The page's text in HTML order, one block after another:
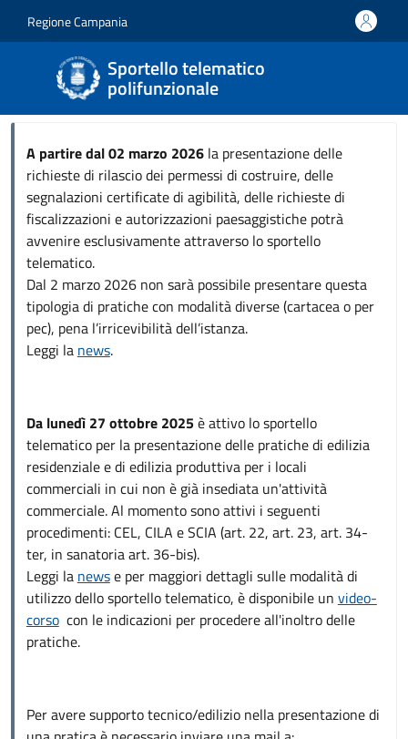
Regione Campania
Sportello telematico
polifunzionale
A partire dal 02 marzo 2026la presentazione delle
richieste di rilascio dei permessi di costruire, delle
segnalazioni certificate di agibilità, delle richieste di
fiscalizzazioni e autorizzazioni paesaggistiche potrà
avvenire esclusivamente attraverso lo sportello
telematico.
Dal 2 marzo 2026 non sarà possibile presentare questa
tipologia di pratiche con modalità diverse (cartacea o per
pec), pena l’irricevibilità dell’istanza.
Leggi la news.
Da lunedì 27 ottobre 2025è attivo lo sportello
telematico per la presentazione delle pratiche di edilizia
residenziale e di edilizia produttiva per i locali
commerciali in cui non è già insediata un'attività
commerciale. Al momento sono attivi i seguenti
procedimenti: CEL, CILA e SCIA (art. 22, art. 23, art. 34-
ter, in sanatoria art. 36-bis).
Leggi la newse per maggiori dettagli sulle modalità di
utilizzo dello sportello telematico, è disponibile un video-
corsocon le indicazioni per procedere all'inoltro delle
pratiche.
Per avere supporto tecnico/edilizio nella presentazione di